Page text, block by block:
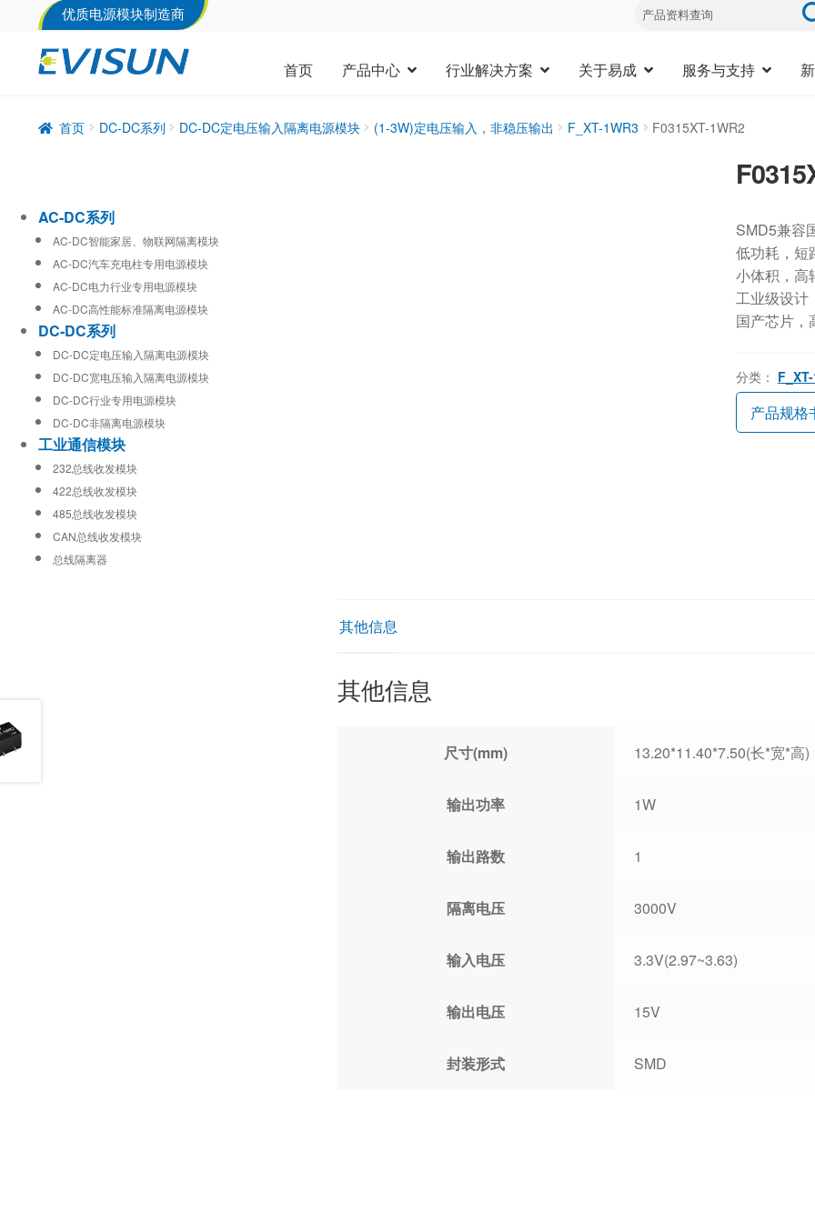
优质电源模块制造商
首页 产品中心 行业解决方案 关于易成 服务与支持
首页 DC-DC系列 DC-DC定电压输入隔离电源模块 (1-3W)定电压输入，非稳压输出 F_XT-1WR3 F0315XT-1WR2
SMD5兼容
低功耗，短
小体积，高
工业级设计
国产芯片，
分类：
产品规格
其他信息
其他信息
尺寸(mm) 13.20*11.40*7.50(长*宽*高)
输出功率 1W
输出路数 1
隔离电压 3000V
输入电压 3.3V(2.97~3.63)
输出电压 15V
封装形式 SMD
AC-DC系列
AC-DC智能家居、物联网隔离模块
AC-DC汽车充电柱专用电源模块
AC-DC电力行业专用电源模块
AC-DC高性能标准隔离电源模块
DC-DC系列
DC-DC定电压输入隔离电源模块
DC-DC宽电压输入隔离电源模块
DC-DC行业专用电源模块
DC-DC非隔离电源模块
工业通信模块
232总线收发模块
422总线收发模块
485总线收发模块
CAN总线收发模块
总线隔离器